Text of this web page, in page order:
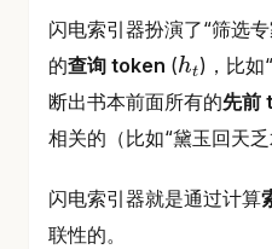
闪电索引器扮演了“筛选
的查询 token (ht
ht
)，比如
断出书本前面所有的先前
hs
相关的（比如“黛玉回天乏
闪电索引器就是通过计算
It,s
联性的。